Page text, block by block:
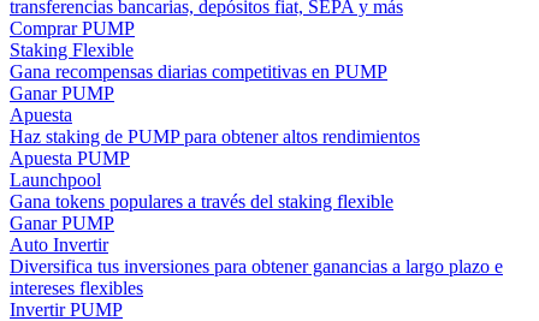
Earn
transferencias bancarias, depósitos fiat, SEPA y más
Comprar PUMP
Staking Flexible
Gana recompensas diarias competitivas en PUMP
Ganar PUMP
Apuesta
Haz staking de PUMP para obtener altos rendimientos
Apuesta PUMP
Launchpool
Gana tokens populares a través del staking flexible
Ganar PUMP
Auto Invertir
Diversifica tus inversiones para obtener ganancias a largo plazo e
intereses flexibles
Invertir PUMP